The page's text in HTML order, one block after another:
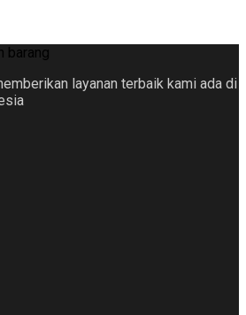
layanan terbaik kami ada di